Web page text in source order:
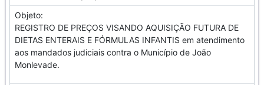
Objeto:
REGISTRO DE PREÇOS VISANDO AQUISIÇÃO FUTURA DE
DIETAS ENTERAIS E FÓRMULAS INFANTIS em atendimento
aos mandados judiciais contra o Município de João
Monlevade.